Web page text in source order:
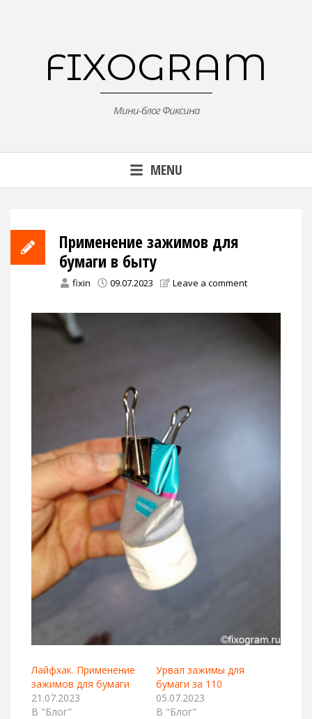
FIXOGRAM
Мини-блог Фиксина
MENU
Применение зажимов для
бумаги в быту
fixin 09.07.2023 Leave a comment
Лайфхак. Применение
зажимов для бумаги
21.07.2023
В "Блог"
Урвал зажимы для
бумаги за 110
05.07.2023
В "Блог"